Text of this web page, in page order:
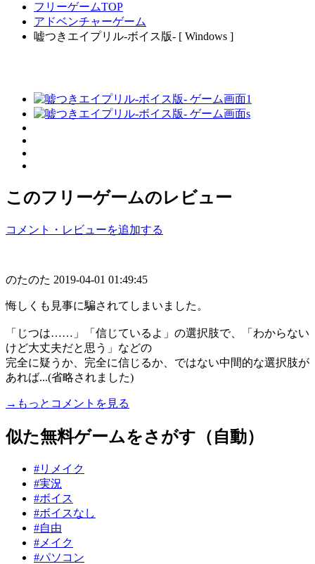
フリーゲームTOP
アドベンチャーゲーム
嘘つきエイプリル-ボイス版- [ Windows ]
このフリーゲームのレビュー
コメント・レビューを追加する
のたのた 2019-04-01 01:49:45
悔しくも見事に騙されてしまいました。
「じつは……」「信じているよ」の選択肢で、「わからない
けど大丈夫だと思う」などの
完全に疑うか、完全に信じるか、ではない中間的な選択肢が
あれば...(省略されました)
→もっとコメントを見る
似た無料ゲームをさがす（自動）
#リメイク
#実況
#ボイス
#ボイスなし
#自由
#メイク
#パソコン